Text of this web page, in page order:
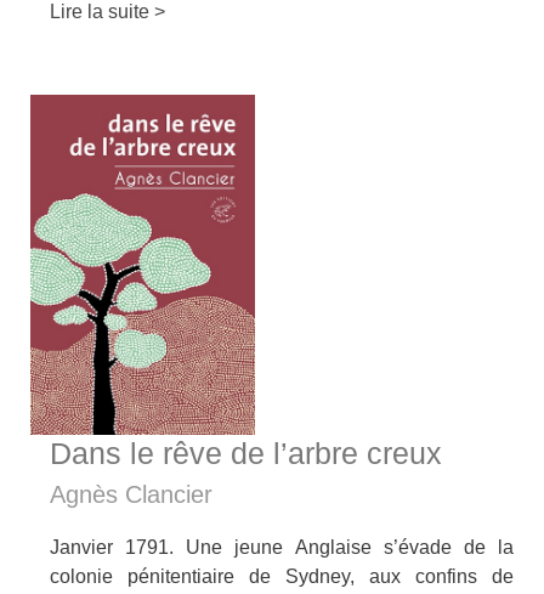
Lire la suite >
Dans le rêve de l’arbre creux
Agnès Clancier
Janvier 1791. Une jeune Anglaise s’évade de la
colonie pénitentiaire de Sydney, aux confins de